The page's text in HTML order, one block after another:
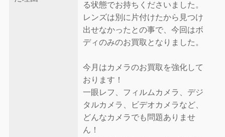
る状態でお持ちくださいました。
レンズは別に片付けたから見つけ
出せなかったとの事で、今回はボ
ディのみのお買取となりました。
今月はカメラのお買取を強化して
おります！
一眼レフ、フィルムカメラ、デジ
タルカメラ、ビデオカメラなど、
どんなカメラでも問題ありませ
ん！